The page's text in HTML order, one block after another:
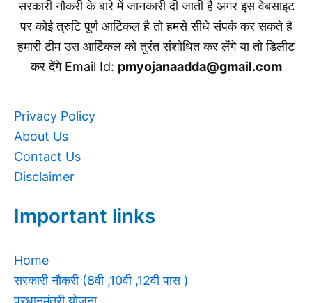
सरकारी नौकरी के बारे में जानकारी दी जाती है अगर इस वेबसाइट
पर कोई त्रुटि पूर्ण आर्टिकल है तो हमसे सीधे संपर्क कर सकते है
हमारी टीम उस आर्टिकल को तुरंत संशोधित कर लेंगे या तो डिलीट
कर देंगे Email Id: pmyojanaadda@gmail.com
Privacy Policy
About Us
Contact Us
Disclaimer
Important links
Home
सरकारी नौकरी (8वी ,10वी ,12वी पास )